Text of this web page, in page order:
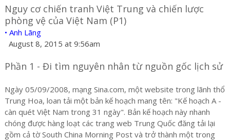
Nguy cơ chiến tranh Việt Trung và chiến lược
phòng vệ của Việt Nam (P1)
• Anh Lãng
August 8, 2015 at 9:56am
Phần 1 - Đi tìm nguyên nhân từ nguồn gốc lịch sử
Ngày 05/09/2008, mạng Sina.com, một website trong lãnh thổ
Trung Hoa, loan tải một bản kế hoạch mang tên: "Kế hoạch A -
càn quét Việt Nam trong 31 ngày". Bản kế hoạch này nhanh
chóng được hàng loạt các trang web Trung Quốc đăng tải lại
gồm cả tờ South China Morning Post và trở thành một trong